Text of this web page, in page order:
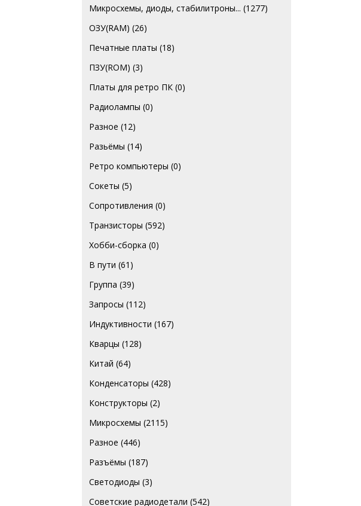
Микросхемы, диоды, стабилитроны... (1277)
ОЗУ(RAM) (26)
Печатные платы (18)
ПЗУ(ROM) (3)
Платы для ретро ПК (0)
Радиолампы (0)
Разное (12)
Разьёмы (14)
Ретро компьютеры (0)
Сокеты (5)
Сопротивления (0)
Транзисторы (592)
Хобби-сборка (0)
В пути (61)
Группа (39)
Запросы (112)
Индуктивности (167)
Кварцы (128)
Китай (64)
Конденсаторы (428)
Конструкторы (2)
Микросхемы (2115)
Разное (446)
Разъёмы (187)
Светодиоды (3)
Советские радиодетали (542)